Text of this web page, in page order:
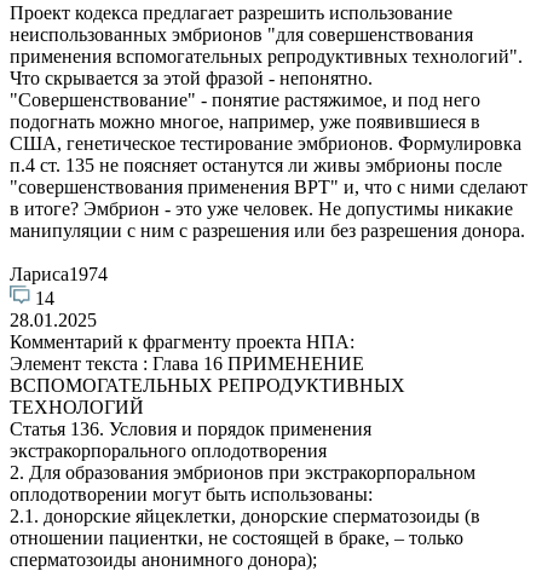
Проект кодекса предлагает разрешить использование
неиспользованных эмбрионов "для совершенствования
применения вспомогательных репродуктивных технологий".
Что скрывается за этой фразой - непонятно.
"Совершенствование" - понятие растяжимое, и под него
подогнать можно многое, например, уже появившиеся в
США, генетическое тестирование эмбрионов. Формулировка
п.4 ст. 135 не поясняет останутся ли живы эмбрионы после
"совершенствования применения ВРТ" и, что с ними сделают
в итоге? Эмбрион - это уже человек. Не допустимы никакие
манипуляции с ним с разрешения или без разрешения донора.
Лариса1974
14
28.01.2025
Комментарий к фрагменту проекта НПА:
Элемент текста : Глава 16 ПРИМЕНЕНИЕ
ВСПОМОГАТЕЛЬНЫХ РЕПРОДУКТИВНЫХ
ТЕХНОЛОГИЙ
Статья 136. Условия и порядок применения
экстракорпорального оплодотворения
2. Для образования эмбрионов при экстракорпоральном
оплодотворении могут быть использованы:
2.1. донорские яйцеклетки, донорские сперматозоиды (в
отношении пациентки, не состоящей в браке, – только
сперматозоиды анонимного донора);